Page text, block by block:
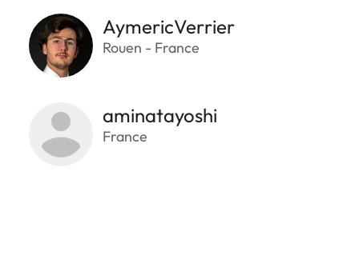
AymericVerrier
Rouen - France
aminatayoshi
France